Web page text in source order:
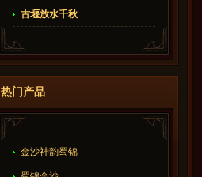
古堰放水千秋
热门产品
金沙神韵蜀锦